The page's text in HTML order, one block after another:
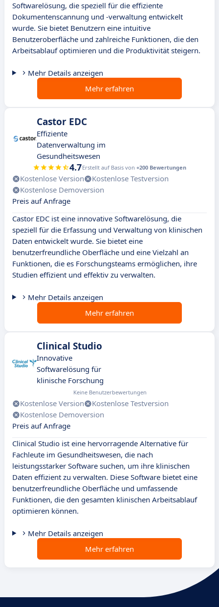
Softwarelösung, die speziell für die effiziente
Dokumentenscannung und -verwaltung entwickelt
wurde. Sie bietet Benutzern eine intuitive
Benutzeroberfläche und zahlreiche Funktionen, die den
Arbeitsablauf optimieren und die Produktivität steigern.
Mehr Details anzeigen
Mehr erfahren
Castor EDC
Effiziente
Datenverwaltung im
Gesundheitswesen
4.7Erstellt auf Basis von +200 Bewertungen
Kostenlose Version
Kostenlose Testversion
Kostenlose Demoversion
Preis auf Anfrage
Castor EDC ist eine innovative Softwarelösung, die
speziell für die Erfassung und Verwaltung von klinischen
Daten entwickelt wurde. Sie bietet eine
benutzerfreundliche Oberfläche und eine Vielzahl an
Funktionen, die es Forschungsteams ermöglichen, ihre
Studien effizient und effektiv zu verwalten.
Mehr Details anzeigen
Mehr erfahren
Clinical Studio
Innovative
Softwarelösung für
klinische Forschung
Keine Benutzerbewertungen
Kostenlose Version
Kostenlose Testversion
Kostenlose Demoversion
Preis auf Anfrage
Clinical Studio ist eine hervorragende Alternative für
Fachleute im Gesundheitswesen, die nach
leistungsstarker Software suchen, um ihre klinischen
Daten effizient zu verwalten. Diese Software bietet eine
benutzerfreundliche Oberfläche und umfassende
Funktionen, die den gesamten klinischen Arbeitsablauf
optimieren können.
Mehr Details anzeigen
Mehr erfahren